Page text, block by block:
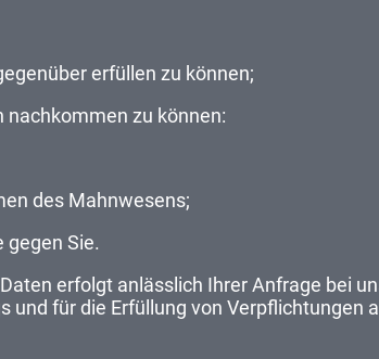
erfüllen zu können;
zu können:
des Mahnwesens;
gegen Sie.
erfolgt anlässlich Ihrer Anfrage bei
und für die Erfüllung von Verpflichtungen